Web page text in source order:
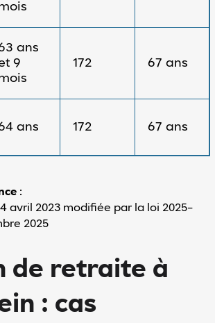
ans
9
172 67 ans
ans 172 67 ans
:
avril 2023 modifiée par la loi 2025-
2025
de retraite à
: cas